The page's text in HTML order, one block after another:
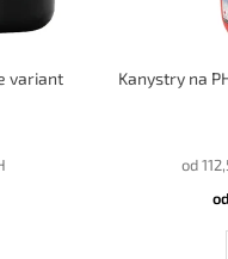
variant
od
od